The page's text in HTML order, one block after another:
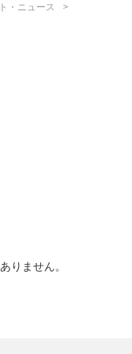
・ニュース
りません。